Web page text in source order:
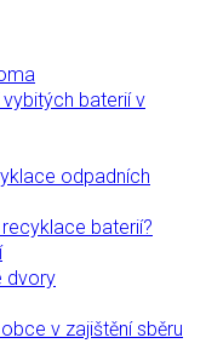
baterií v
odpadních
baterií?
dvory
v zajištění sběru